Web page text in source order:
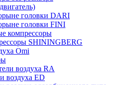
головки DARI
головки FINI
компрессоры
SHININGBERG
Omi
воздуха RA
воздуха ED